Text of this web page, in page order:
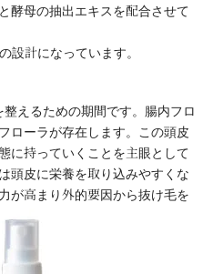
酵母の抽出エキスを配合させて
設計になっています。
えるための期間です。腸内フロ
ローラが存在します。この頭皮
に持っていくことを主眼として
頭皮に栄養を取り込みやすくな
が高まり外的要因から抜け毛を